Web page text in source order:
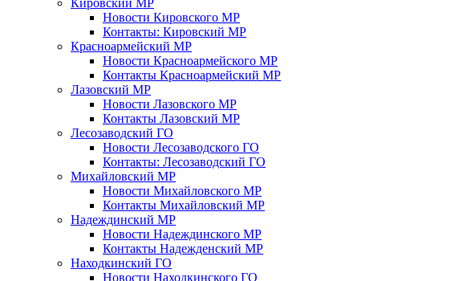
Новости Кировского МР
Контакты: Кировский МР
Красноармейский МР
Новости Красноармейского МР
Контакты Красноармейский МР
Лазовский МР
Новости Лазовского МР
Контакты Лазовский МР
Лесозаводский ГО
Новости Лесозаводского ГО
Контакты: Лесозаводский ГО
Михайловский МР
Новости Михайловского МР
Контакты Михайловский МР
Надеждинский МР
Новости Надеждинского МР
Контакты Надежденский МР
Находкинский ГО
Новости Находкинского ГО